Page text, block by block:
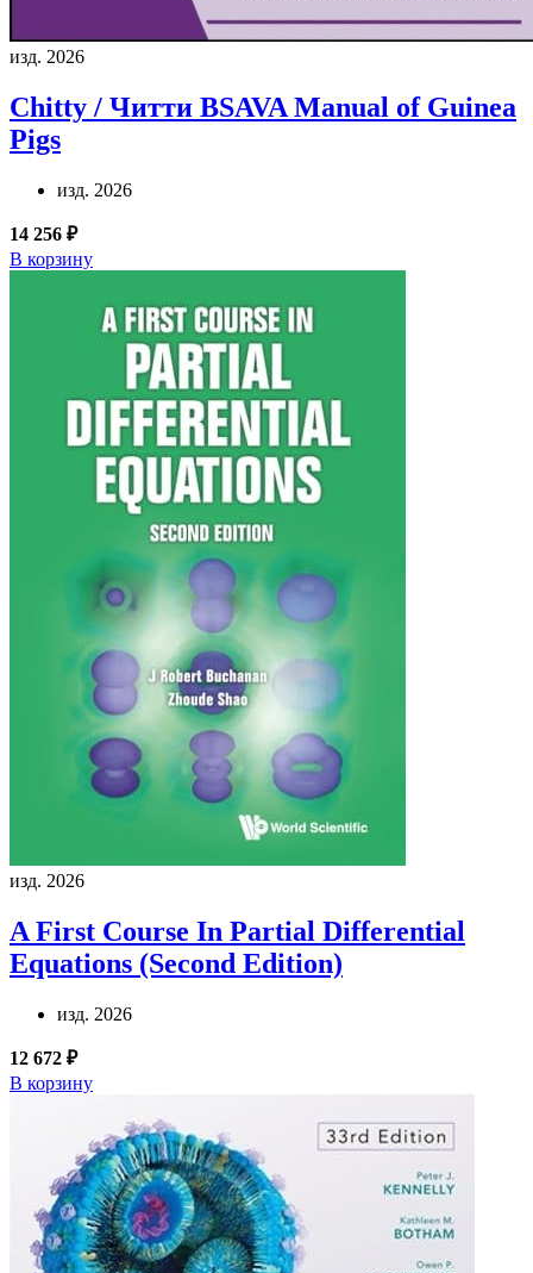
изд. 2026
Chitty / Читти BSAVA Manual of Guinea
Pigs
изд. 2026
14 256 ₽
В корзину
изд. 2026
A First Course In Partial Differential
Equations (Second Edition)
изд. 2026
12 672 ₽
В корзину